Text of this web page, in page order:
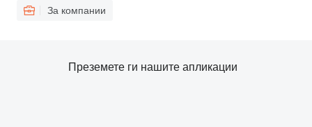
За компании
Преземете ги нашите апликации